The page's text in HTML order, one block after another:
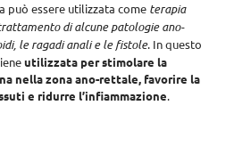
può essere utilizzata come terapia
di alcune patologie ano-
le ragadi anali e le fistole. In questo
utilizzata per stimolare la
nella zona ano-rettale, favorire la
e ridurre l’infiammazione.